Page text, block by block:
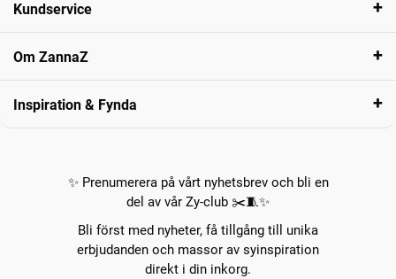
Kundservice
Om ZannaZ
Inspiration & Fynda
✨ Prenumerera på vårt nyhetsbrev och bli en
del av vår Zy-club ✂️🧵✨
Bli först med nyheter, få tillgång till unika
erbjudanden och massor av syinspiration
direkt i din inkorg.